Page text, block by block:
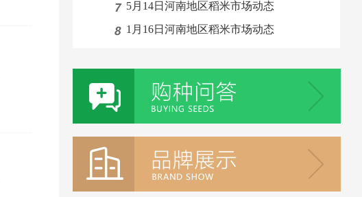
5月14日河南地区稻米市场动态
1月16日河南地区稻米市场动态